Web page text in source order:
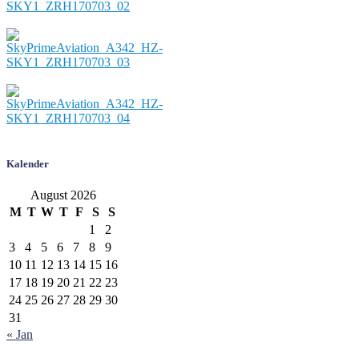
Kalender
August 2026
M T W T F S
S
1
2
3
4 5 6 7 8
9
10 11 12 13 14 15 16
17 18 19 20 21 22 23
24 25 26 27 28 29 30
31
« Jan